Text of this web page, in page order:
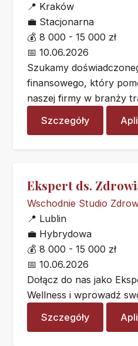
📍 Kraków
💼 Stacjonarna
💰 8 000 - 15 000 zł
📅 10.06.2026
Szukamy
finansowego, który
naszej firmy w branży
Szczegóły
Ekspert ds.
Wschodnie Studio
📍 Lublin
💼 Hybrydowa
💰 8 000 - 15 000 zł
📅 10.06.2026
Dołącz do nas jako
Wellness i wprowadź
Szczegóły